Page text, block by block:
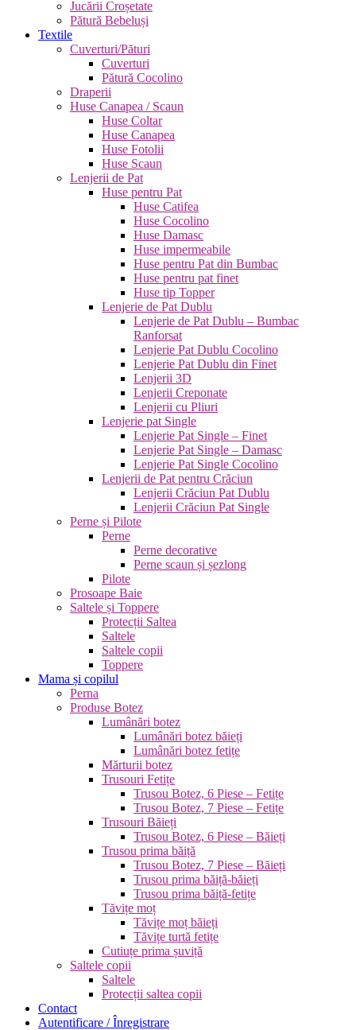
Jucării Croșetate
Pătură Bebeluși
Textile
Cuverturi/Pături
Cuverturi
Pătură Cocolino
Draperii
Huse Canapea / Scaun
Huse Coltar
Huse Canapea
Huse Fotolii
Huse Scaun
Lenjerii de Pat
Huse pentru Pat
Huse Catifea
Huse Cocolino
Huse Damasc
Huse impermeabile
Huse pentru Pat din Bumbac
Huse pentru pat finet
Huse tip Topper
Lenjerie de Pat Dublu
Lenjerie de Pat Dublu – Bumbac
Ranforsat
Lenjerie Pat Dublu Cocolino
Lenjerie Pat Dublu din Finet
Lenjerii 3D
Lenjerii Creponate
Lenjerii cu Pliuri
Lenjerie pat Single
Lenjerie Pat Single – Finet
Lenjerie Pat Single – Damasc
Lenjerie Pat Single Cocolino
Lenjerii de Pat pentru Crăciun
Lenjerii Crăciun Pat Dublu
Lenjerii Crăciun Pat Single
Perne și Pilote
Perne
Perne decorative
Perne scaun și șezlong
Pilote
Prosoape Baie
Saltele și Toppere
Protecții Saltea
Saltele
Saltele copii
Toppere
Mama și copilul
Perna
Produse Botez
Lumânări botez
Lumânări botez băieți
Lumânări botez fetițe
Mărturii botez
Trusouri Fetițe
Trusou Botez, 6 Piese – Fetițe
Trusou Botez, 7 Piese – Fetițe
Trusouri Băieți
Trusou Botez, 6 Piese – Băieți
Trusou prima băiță
Trusou Botez, 7 Piese – Băieți
Trusou prima băiță-băieți
Trusou prima băiță-fetițe
Tăvițe moț
Tăvițe moț băieți
Tăvițe turtă fetițe
Cutiuțe prima șuviță
Saltele copii
Saltele
Protecții saltea copii
Contact
Autentificare / Înregistrare